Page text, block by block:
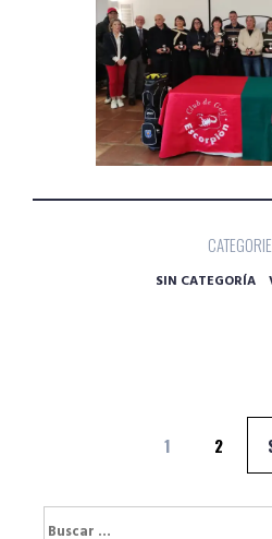
SIN CATEGORÍA
Navegación
entradas
1 2
Buscar: